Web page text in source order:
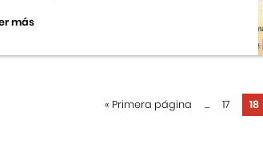
más
« Primera página ... 17 18